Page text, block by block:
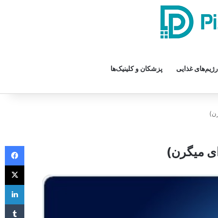
غذایی پزشکان و کلینیک‌ها
میگرن)